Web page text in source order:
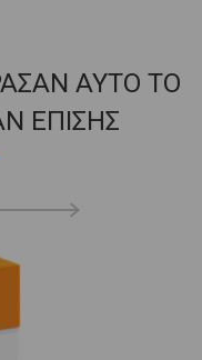
ΑΥΤΟ ΤΟ
ΕΠΙΣΗΣ